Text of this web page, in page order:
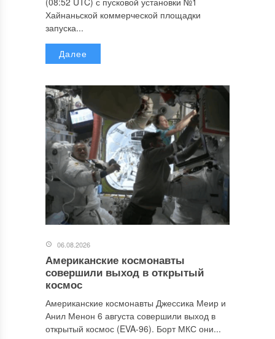
Хайнаньской коммерческой площадки
запуска...
Далее
06.08.2026
Американские космонавты
совершили выход в открытый
космос
Американские космонавты Джессика Меир и
Анил Менон 6 августа совершили выход в
открытый космос (EVA-96). Борт МКС они...